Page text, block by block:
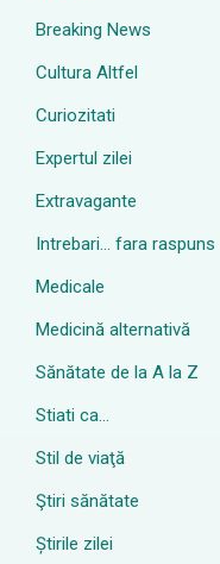
Breaking News
Cultura Altfel
Curiozitati
Expertul zilei
Extravagante
Intrebari… fara raspuns
Medicale
Medicină alternativă
Sănătate de la A la Z
Stiati ca…
Stil de viaţă
Ştiri sănătate
Știrile zilei